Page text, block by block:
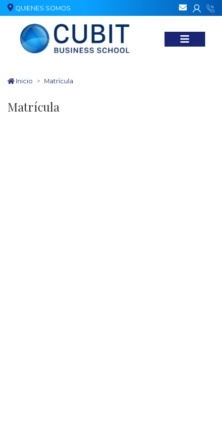
QUIENES SOMOS
Inicio Matrícula
Matrícula